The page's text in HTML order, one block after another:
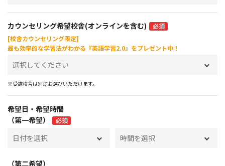
カウンセリング希望校舎(オンラインを含む)
必須
[校舎カウンセリング限定]
最も効率的な学習法がわかる『英語学習2.0』をプレゼント中！
※受講校舎は別途お選びいただけます。
希望日・希望時間
（第一希望）
必須
（第二希望）